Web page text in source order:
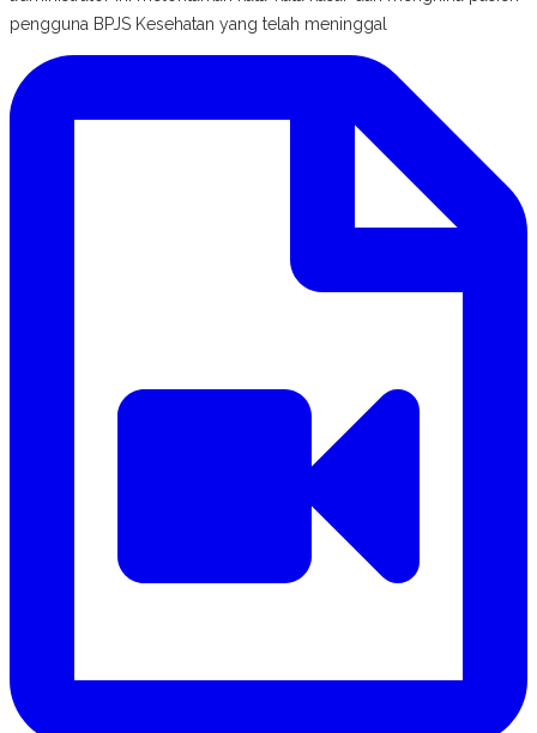
pengguna BPJS Kesehatan yang telah meninggal